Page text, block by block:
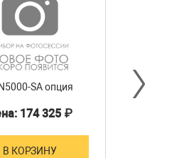
SA опция
174 325 ₽
В КОРЗИНУ